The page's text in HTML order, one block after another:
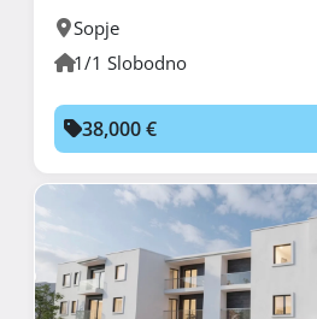
Sopje
1/1 Slobodno
38,000 €